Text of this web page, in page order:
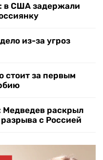
в США задержали
из-за угроз
стоит за первым
раскрыл
с Россией